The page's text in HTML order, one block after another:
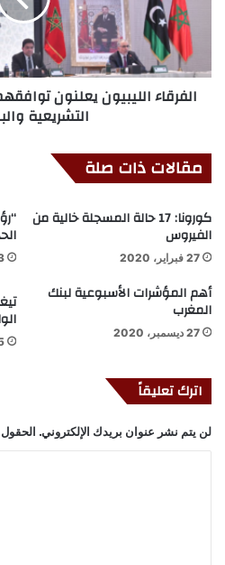
الفرقاء الليبيون يعلنون
التشريعية
مقالات ذات صلة
كورونا: 17 حالة المسجلة خالية من
الفيروس
27 فبراير، 2020 23
أهم المؤشرات الأسبوعية لبنك
المغرب
27 ديسمبر، 2020
5
اترك تعليقاً
لن يتم نشر عنوان بريدك الإلكتروني. الحقول